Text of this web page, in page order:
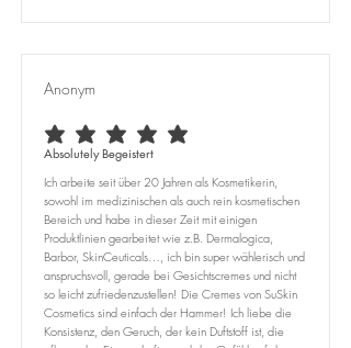
Anonym
durchschnittliches Rating ist 5 von 5
Absolutely Begeistert
Ich arbeite seit über 20 Jahren als Kosmetikerin,
sowohl im medizinischen als auch rein kosmetischen
Bereich und habe in dieser Zeit mit einigen
Produktlinien gearbeitet wie z.B. Dermalogica,
Barbor, SkinCeuticals…, ich bin super wählerisch und
anspruchsvoll, gerade bei Gesichtscremes und nicht
so leicht zufriedenzustellen! Die Cremes von SuSkin
Cosmetics sind einfach der Hammer! Ich liebe die
Konsistenz, den Geruch, der kein Duftstoff ist, die